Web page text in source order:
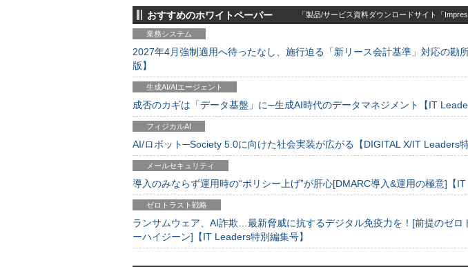
おすすめのホワイトペーパー 「製品/サービス資料ダウンロードサイト「
業務システム
2027年4月強制適用へ待ったなし、施行迫る「新リース会計基準」対応の勘
版】
生成AI/AIエージェント
成否のカギは「データ基盤」に─生成AI時代のデータマネジメント【IT
フィジカルAI
AI/ロボット─Society 5.0に向けた社会実装が広がる【DIGITAL X/IT Leaders特
メールセキュリティ
導入のみならず運用時の“ポリシー上げ”が肝心[DMARC導入&運用の極意]【IT
ゼロトラスト戦略
ランサムウェア、AI詐欺…最新脅威に抗するデジタル免疫力を！[前提のゼロ
ーハイジーン]【IT Leaders特別編集号】